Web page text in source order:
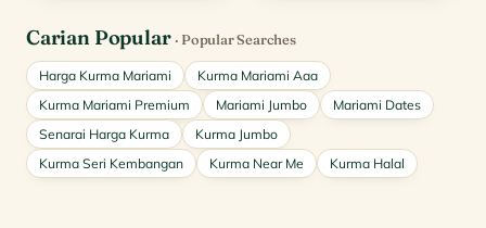
Carian Popular · Popular Searches
Harga Kurma Mariami
Kurma Mariami Aaa
Kurma Mariami Premium
Mariami Jumbo
Mariami Dates
Senarai Harga Kurma
Kurma Jumbo
Kurma Seri Kembangan
Kurma Near Me Kurma Halal